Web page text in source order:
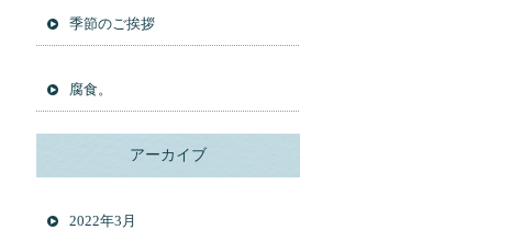
季節のご挨拶
腐食。
アーカイブ
2022年3月